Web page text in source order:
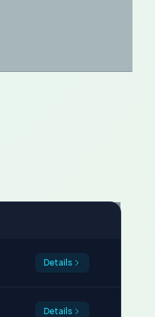
Details
Details